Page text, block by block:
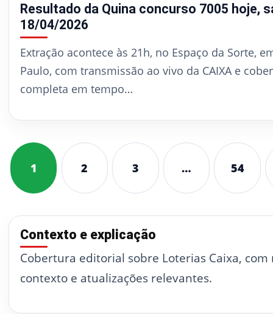
Resultado da Quina concurso 7005 hoje,
18/04/2026
Extração acontece às 21h, no Espaço da Sorte,
Paulo, com transmissão ao vivo da CAIXA e
completa em tempo…
1 2 3 … 54
Contexto e explicação
Cobertura editorial sobre Loterias Caixa, com
contexto e atualizações relevantes.